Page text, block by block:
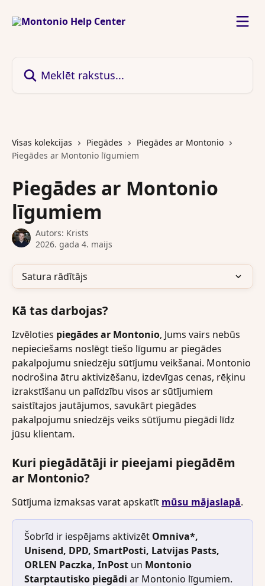
Visas kolekcijas Piegādes
Piegādes ar Montonio
Piegādes ar Montonio līgumiem
Piegādes ar Montonio
līgumiem
Autors: Krists
2026. gada 4. maijs
Satura rādītājs
Kā tas darbojas?
Izvēloties piegādes ar Montonio, Jums vairs nebūs
nepieciešams noslēgt tiešo līgumu ar piegādes
pakalpojumu sniedzēju sūtījumu veikšanai. Montonio
nodrošina ātru aktivizēšanu, izdevīgas cenas, rēķinu
izrakstīšanu un palīdzību visos ar sūtījumiem
saistītajos jautājumos, savukārt piegādes
pakalpojumu sniedzējs veiks sūtījumu piegādi līdz
jūsu klientam.
Kuri piegādātāji ir pieejami piegādēm
ar Montonio?
Sūtījuma izmaksas varat apskatīt mūsu mājaslapā.
Šobrīd ir iespējams aktivizēt Omniva*,
Unisend, DPD, SmartPosti, Latvijas Pasts,
ORLEN Paczka, InPost un Montonio
Starptautisko piegādi ar Montonio līgumiem.